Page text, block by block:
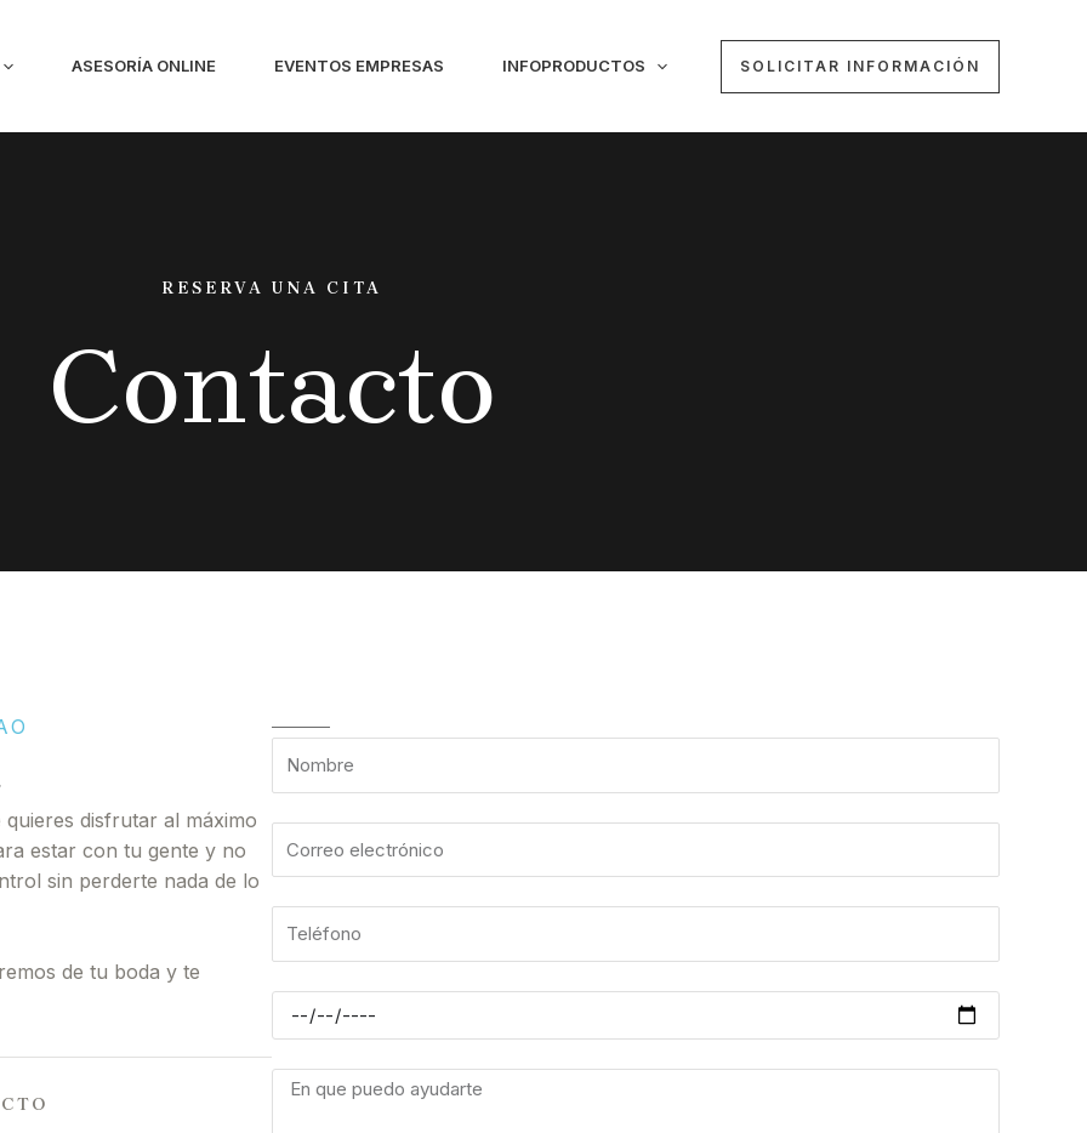
ASESORÍA ONLINE EVENTOS EMPRESAS INFOPRODUCTOS SOLICITAR INFORMACIÓN
RESERVA UNA CITA
Contacto
disfrutar al máximo
estar con tu gente y no
sin perderte nada de lo
de tu boda y te